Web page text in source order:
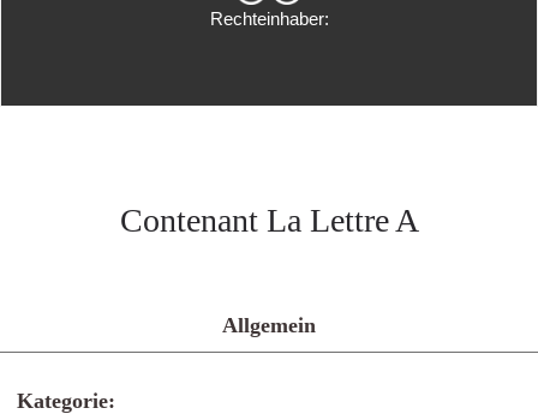
Rechteinhaber:
Contenant La Lettre A
Allgemein
Kategorie: